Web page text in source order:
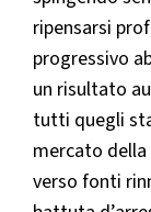
ripensarsi
progressivo
un risultato
tutti quegli
mercato
verso fonti